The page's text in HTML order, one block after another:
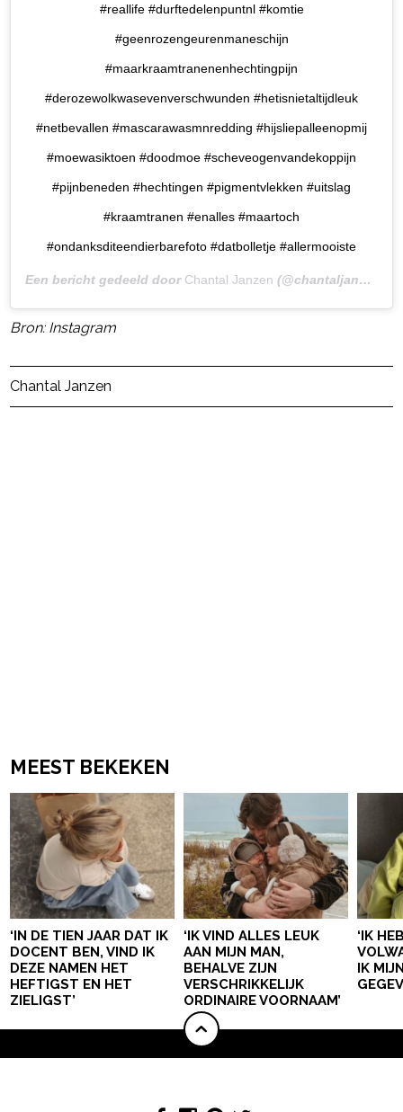
#reallife #durftedelenpuntnl #komtie
#geenrozengeurenmaneschijn
#maarkraamtranenenhechtingpijn
#derozewolkwasevenverschwunden #hetisnietaltijdleuk
#netbevallen #mascarawasmnredding #hijsliepalleenopmij
#moewasiktoen #doodmoe #scheveogenvandekoppijn
#pijnbeneden #hechtingen #pigmentvlekken #uitslag
#kraamtranen #enalles #maartoch
#ondanksditeendierbarefoto #datbolletje #allermooiste
Een bericht gedeeld door Chantal Janzen (@chantaljanzen.official) op
Bron: Instagram
Chantal Janzen
MEEST BEKEKEN
‘IN DE TIEN JAAR DAT IK
DOCENT BEN, VIND IK
DEZE NAMEN HET
HEFTIGST EN HET
ZIELIGST’
‘IK VIND ALLES LEUK
AAN MIJN MAN,
BEHALVE ZIJN
VERSCHRIKKELIJK
ORDINAIRE VOORNAAM’
‘IK
IK